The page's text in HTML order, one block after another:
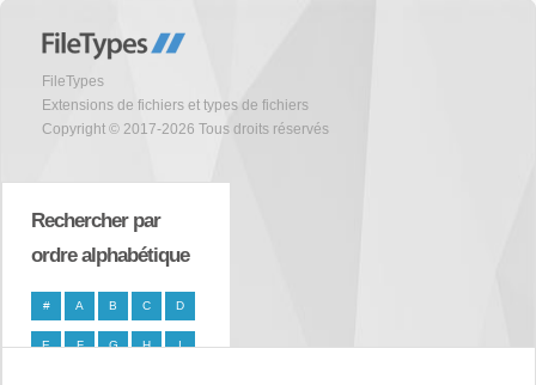
FileTypes
Extensions de fichiers et types de fichiers
Copyright © 2017-2026 Tous droits réservés
Rechercher par
ordre alphabétique
# A B C D
E F G H I